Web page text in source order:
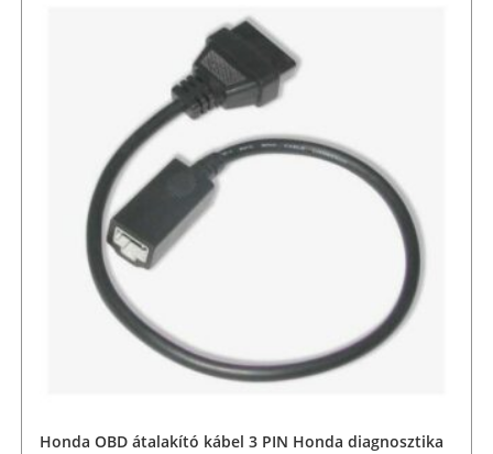
Honda OBD átalakító kábel 3 PIN Honda diagnosztika